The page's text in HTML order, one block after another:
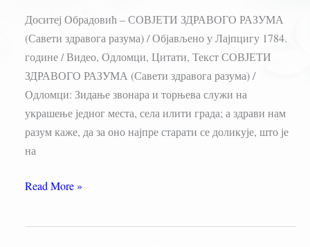
Доситеј Обрадовић – СОВЈЕТИ ЗДРАВОГО РАЗУМА
(Савети здравога разума) / Објављено у Лајпцигу 1784.
године / Видео, Одломци, Цитати, Текст СОВЈЕТИ
ЗДРАВОГО РАЗУМА (Савети здравога разума) /
Одломци: Зидање звонара и торњева служи на
украшење једног места, села илити града; а здрави нам
разум каже, да за оно најпре старати се доликује, што је
на
Доситеј
Read More »